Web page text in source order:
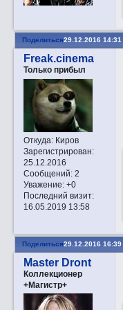
Поделиться29.12.2016 14:31
Freak.cinema
Только прибыл
Откуда:Киров
Зарегистрирован:
25.12.2016
Сообщений:2
Уважение: +0
Последний визит:
16.05.2019 13:58
Поделиться29.12.2016 16:39
Master Dront
Коллекционер
+Магистр+